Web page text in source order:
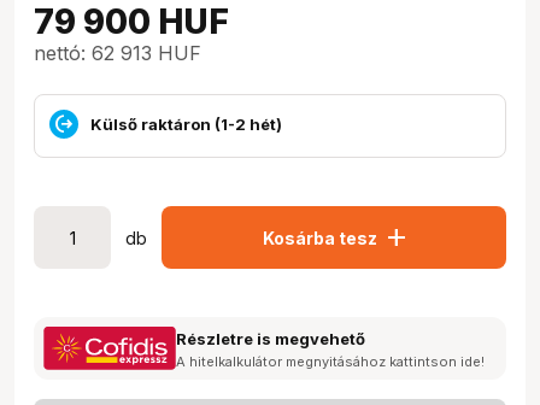
79 900 HUF
nettó: 62 913 HUF
Külső raktáron (1-2 hét)
db Kosárba tesz add
Részletre is megvehető
A hitelkalkulátor megnyitásához kattintson ide!